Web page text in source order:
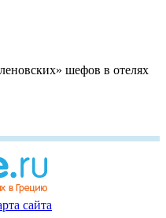
шефов в отелях
сайта